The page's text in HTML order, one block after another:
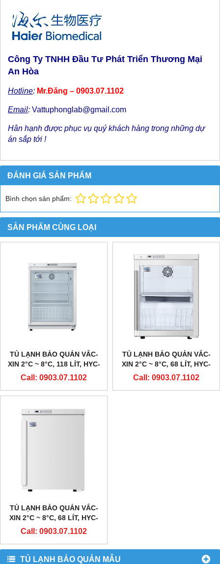
TỦ LẠNH BẢO QUẢN MẪU
Công Ty TNHH Đầu Tư Phát Triển Thương Mại
An Hòa
Hotline: Mr.Đăng – 0903.07.1102
Email: Vattuphonglab@gmail.com
Hân hạnh được phục vụ quý khách hàng trong những dự
án sắp tới !
ĐÁNH GIÁ SẢN PHẨM
Bình chọn sản phẩm:
SẢN PHẨM CÙNG LOẠI
TỦ LẠNH BẢO QUẢN VẮC-
XIN 2°C ~ 8°C, 118 LÍT, HYC-
118A, HÃNG HAIER
Call: 0903.07.1102
TỦ LẠNH BẢO QUẢN VẮC-
XIN 2°C ~ 8°C, 68 LÍT, HYC-
68A, HÃNG HAIER
Call: 0903.07.1102
TỦ LẠNH BẢO QUẢN VẮC-
XIN 2°C ~ 8°C, 68 LÍT, HYC-
68, HÃNG HAIER
Call: 0903.07.1102